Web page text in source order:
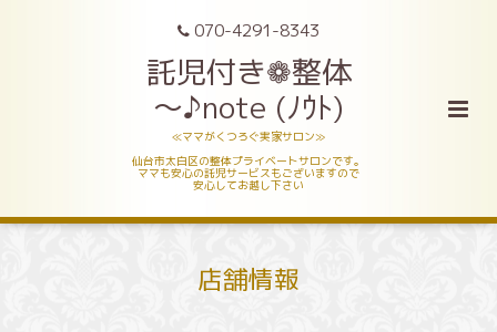
070-4291-8343
託児付き❁整体
～♪note (ﾉｳﾄ)
≪ママがくつろぐ実家サロン≫
仙台市太白区の整体プライベートサロンです。
ママも安心の託児サービスもございますので
安心してお越し下さい
店舗情報